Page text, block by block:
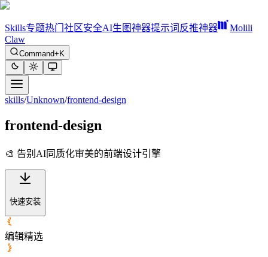
Skills专题热门 社区安全AI生图神器提示词反推神器
Molili
Claw
Command+K
skills/Unknown/frontend-design
frontend-design
🎨 告别AI同质化审美的前端设计引擎
快速安装
编辑精选